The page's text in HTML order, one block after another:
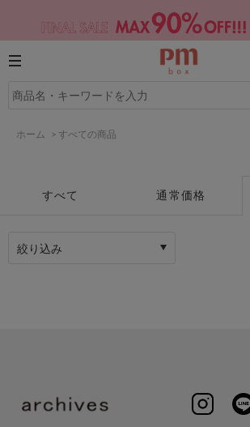
ホーム > すべての商品
すべて 通常価格
絞り込み